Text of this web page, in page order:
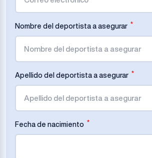
Nombre del deportista a asegurar *
Apellido del deportista a asegurar *
Fecha de nacimiento *